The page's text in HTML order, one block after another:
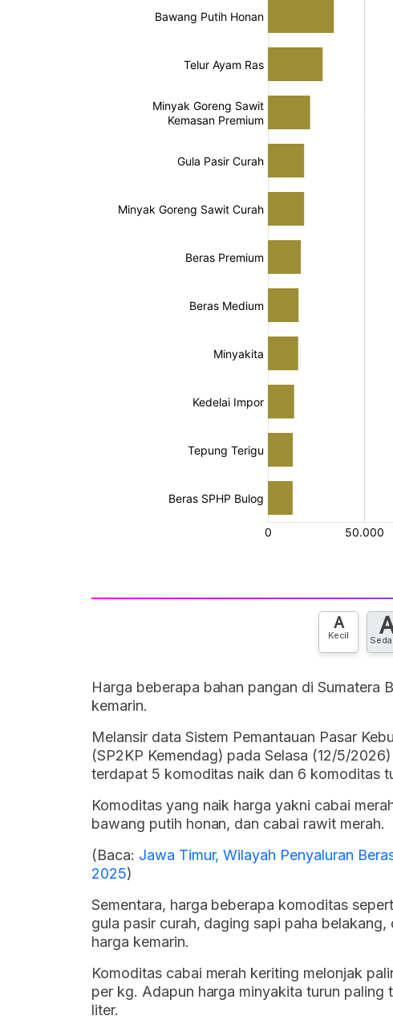
A
Kecil
Harga beberapa bahan pangan di Sumatera
kemarin.
Melansir data Sistem Pemantauan Pasar
(SP2KP Kemendag) pada Selasa (12/5/
terdapat 5 komoditas naik dan 6 komoditas
Komoditas yang naik harga yakni cabai
bawang putih honan, dan cabai rawit merah.
(Baca: Jawa Timur, Wilayah Penyaluran
2025)
Sementara, harga beberapa komoditas
gula pasir curah, daging sapi paha
harga kemarin.
Komoditas cabai merah keriting melonjak
per kg. Adapun harga minyakita turun paling
liter.